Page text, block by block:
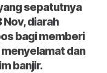
sepatutnya
diarah
bagi memberi
dan
banjir.